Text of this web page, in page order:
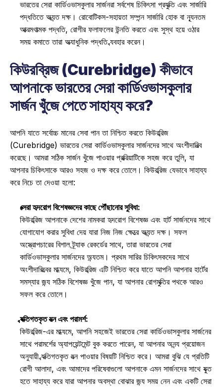
ভারতের সেরা কার্ডিওভাসকুলার সার্জনরা সর্বশেষ চিকিৎসা প্রযুক্তি এবং সার্জারি
পদ্ধতিতে অত্যন্ত দক্ষ। রোবোটিকস-সহায়তা সম্পন্ন সার্জারি হোক বা ন্যূনতম
আক্রমণাত্মক পদ্ধতি, রোগীর ফলাফলের উন্নতি করতে এবং সুস্থ হয়ে ওঠার
সময় কমাতে তারা অত্যাধুনিক পদ্ধতি ব্যবহার করেন।
কিউরব্রিজ (Curebridge) কীভাবে
আপনাকে ভারতের সেরা কার্ডিওভাসকুলার
সার্জন খুঁজে পেতে সাহায্য করে?
আপনি যাতে সর্বোচ্চ মানের সেবা পান তা নিশ্চিত করতে কিউরব্রিজ
(Curebridge) ভারতের সেরা কার্ডিওভাসকুলার সার্জনদের সাথে অংশীদারিত্ব
করেছে। আমরা সঠিক সার্জন খুঁজে পাওয়ার প্রক্রিয়াটিকে সহজ করে তুলি, যা
আপনার চিকিৎসাকে আরও সহজ ও দক্ষ করে তোলে। কিউরব্রিজ যেভাবে সাহায্য
করে নিচে তা দেওয়া হলো:
সেরা হৃদরোগ বিশেষজ্ঞদের কাছে পৌঁছানোর সুবিধা:
কিউরব্রিজ আপনাকে দেশের নামকরা হৃদরোগ বিশেষজ্ঞ এবং হার্ট সার্জনদের সাথে
যোগাযোগ করার সুবিধা দেয় যারা নিজ নিজ ক্ষেত্রে অত্যন্ত দক্ষ। সফল
অস্ত্রোপচারের বিশাল ট্র্যাক রেকর্ডের সাথে, তারা ভারতের সেরা
কার্ডিওভাসকুলার সার্জনদের অন্যতম। প্রথম সারির চিকিৎসকদের সাথে
অংশীদারিত্বের মাধ্যমে, কিউরব্রিজ এটি নিশ্চিত করে যাতে আপনি আপনার হার্টের
সমস্যার জন্য সঠিক বিশেষজ্ঞ খুঁজে পান, যা আপনার রোগমুক্তির পথকে আরও
সফল করে তোলে।
ব্যক্তিগতকৃত যত্ন এবং পরামর্শ:
কিউরব্রিজ-এর মাধ্যমে, আপনি সহজেই ভারতের সেরা কার্ডিওভাসকুলার সার্জনের
সাথে পরামর্শের অ্যাপয়েন্টমেন্ট বুক করতে পারেন, যা আপনার অনন্য প্রয়োজন
অনুযায়ী ব্যক্তিগতকৃত যত্ন পাওয়ার বিষয়টি নিশ্চিত করে। আমরা বুঝি যে প্রতিটি
রোগী আলাদা, এবং আমাদের পরিষেবাগুলো আপনাকে এমন সার্জনদের সাথে যুক্ত
হতে সাহায্য করে যারা আপনার অবস্থা বোঝার জন্য সময় নেন এবং একটি সেরা